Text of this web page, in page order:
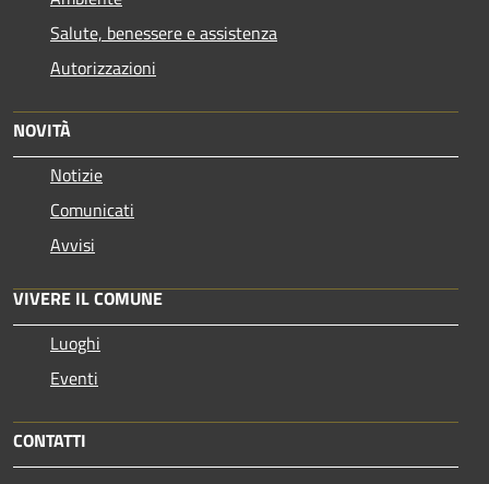
Salute, benessere e assistenza
Autorizzazioni
NOVITÀ
Notizie
Comunicati
Avvisi
VIVERE IL COMUNE
Luoghi
Eventi
CONTATTI